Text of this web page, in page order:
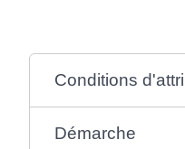
Conditions
Démarche